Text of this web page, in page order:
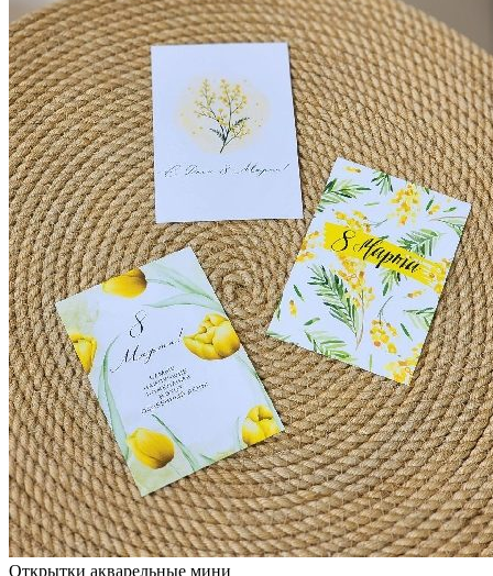
Открытки акварельные мини